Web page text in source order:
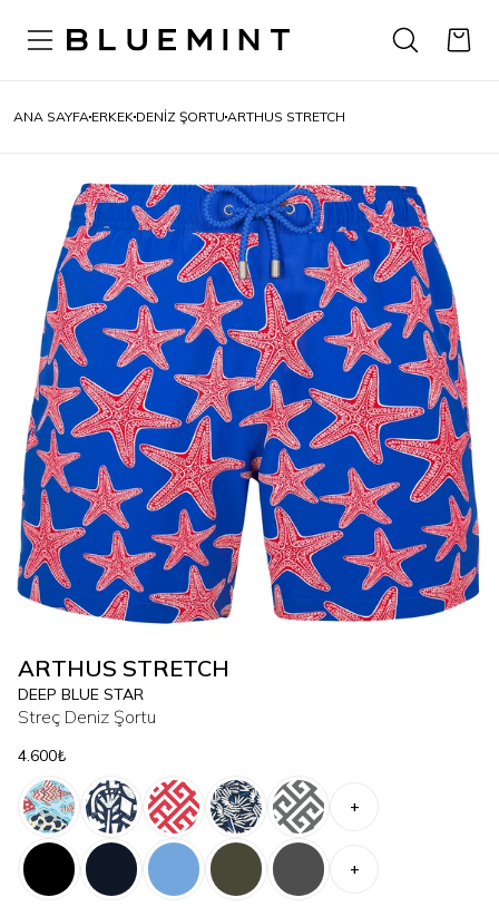
ANA SAYFA ERKEK DENIZ ŞORTU ARTHUS STRETCH
ARTHUS STRETCH
DEEP BLUE STAR
Streç Deniz Şortu
4.600₺
+
+